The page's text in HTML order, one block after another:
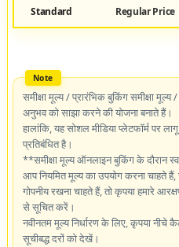
Standard Regular Price
समीक्षा मूल्य / प्रारंभिक बुकिंग समीक्षा
अनुभव को साझा करने की योजना बनाते हैं।
हालांकि, यह सोशल मीडिया प्लेटफॉर्म पर
प्रतिबंधित है।
**समीक्षा मूल्य ऑनलाइन बुकिंग के दौरान
आप नियमित मूल्य का उपयोग करना चाहते
गोपनीय रखना चाहते हैं, तो कृपया हमारे
से सूचित करें।
नवीनतम मूल्य निर्धारण के लिए, कृपया
सूचीबद्ध दरों को देखें।